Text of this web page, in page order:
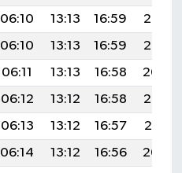
06:10 13:13 16:59
20:06
06:10 13:13 16:59
20:05
06:11 13:13 16:58
20:04
06:12 13:12 16:58
20:03
06:13 13:12 16:57
20:01
06:14 13:12 16:56
20:00